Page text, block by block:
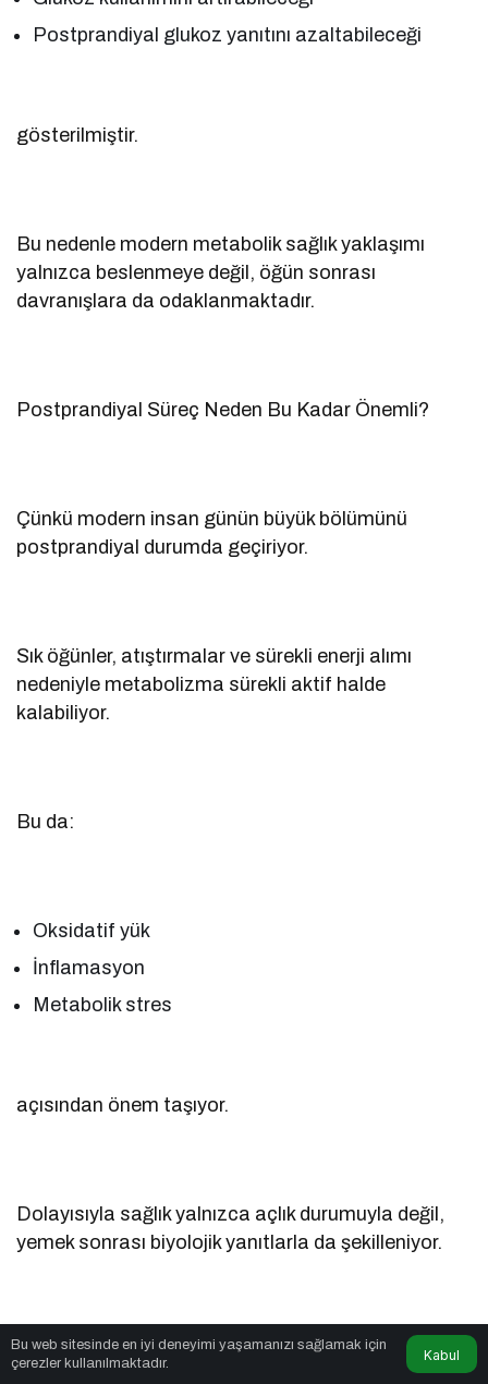
Postprandiyal glukoz yanıtını azaltabileceği
gösterilmiştir.
Bu nedenle modern metabolik sağlık yaklaşımı
yalnızca beslenmeye değil, öğün sonrası
davranışlara da odaklanmaktadır.
Postprandiyal Süreç Neden Bu Kadar Önemli?
Çünkü modern insan günün büyük bölümünü
postprandiyal durumda geçiriyor.
Sık öğünler, atıştırmalar ve sürekli enerji alımı
nedeniyle metabolizma sürekli aktif halde
kalabiliyor.
Bu da:
Oksidatif yük
İnflamasyon
Metabolik stres
açısından önem taşıyor.
Dolayısıyla sağlık yalnızca açlık durumuyla değil,
yemek sonrası biyolojik yanıtlarla da şekilleniyor.
Neler Yapılabilir?
Bu web sitesinde en iyi deneyimi yaşamanızı sağlamak için
çerezler kullanılmaktadır.
Kabul